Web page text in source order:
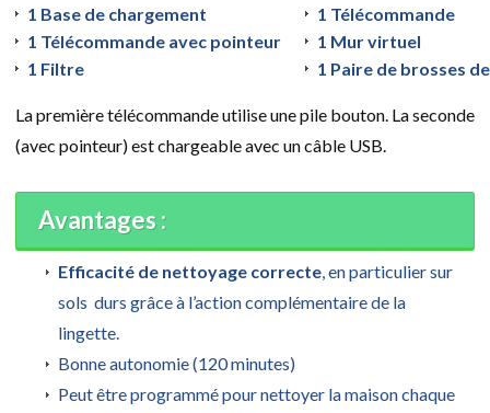
1 Base de chargement
1 Télécommande
1 Télécommande avec pointeur
1 Mur virtuel
1 Filtre
1 Paire de brosses
La première télécommande utilise une pile bouton. La seconde
(avec pointeur) est chargeable avec un câble USB.
Avantages :
Efficacité de nettoyage correcte, en particulier sur
sols durs grâce à l’action complémentaire de la
lingette.
Bonne autonomie (120 minutes)
Peut être programmé pour nettoyer la maison chaque